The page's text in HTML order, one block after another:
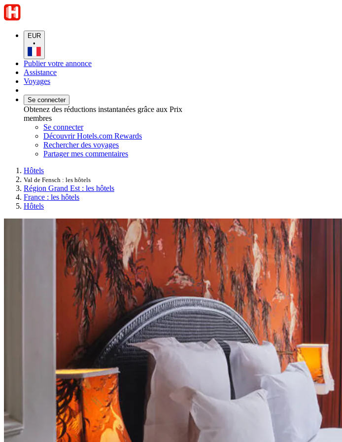
EUR
•
Publier votre annonce
Assistance
Voyages
Se connecter
Obtenez des réductions instantanées grâce aux Prix
membres
Se connecter
Découvrir Hotels.com Rewards
Rechercher des voyages
Partager mes commentaires
Hôtels
Val de Fensch : les hôtels
Région Grand Est : les hôtels
France : les hôtels
Hôtels